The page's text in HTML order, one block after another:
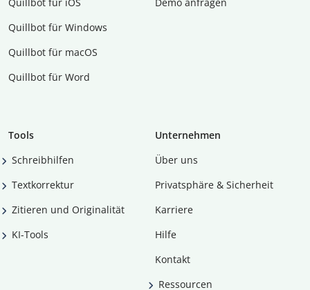
Quillbot für Windows
Quillbot für macOS
Quillbot für Word
Tools
Schreibhilfen
Textkorrektur
Zitieren und Originalität
KI-Tools
Unternehmen
Über uns
Privatsphäre & Sicherheit
Karriere
Hilfe
Kontakt
Ressourcen